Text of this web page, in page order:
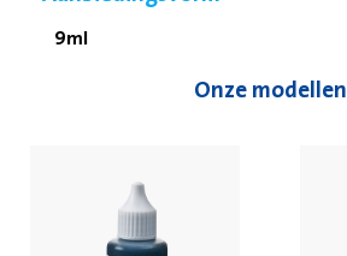
9ml
Onze modellen